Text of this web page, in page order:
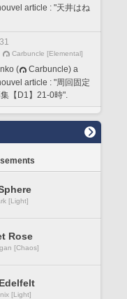
article : "天井はね
Carbuncle [Elemental]
(
Carbuncle) a
article : "周回固定
【D1】21-0時".
[Light]
Rose
[Chaos]
[Light]